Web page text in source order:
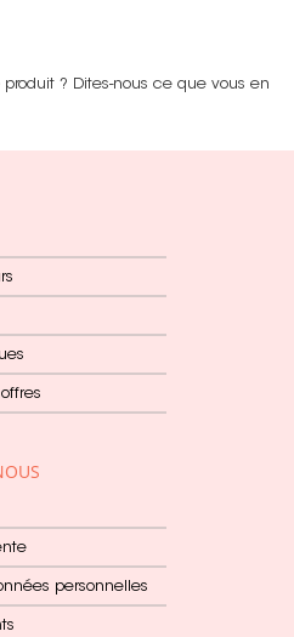
? Dites-nous ce que vous en
personnelles